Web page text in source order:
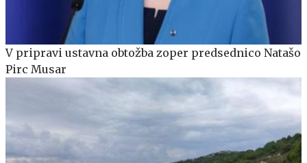
V pripravi ustavna obtožba zoper predsednico Natašo
Pirc Musar